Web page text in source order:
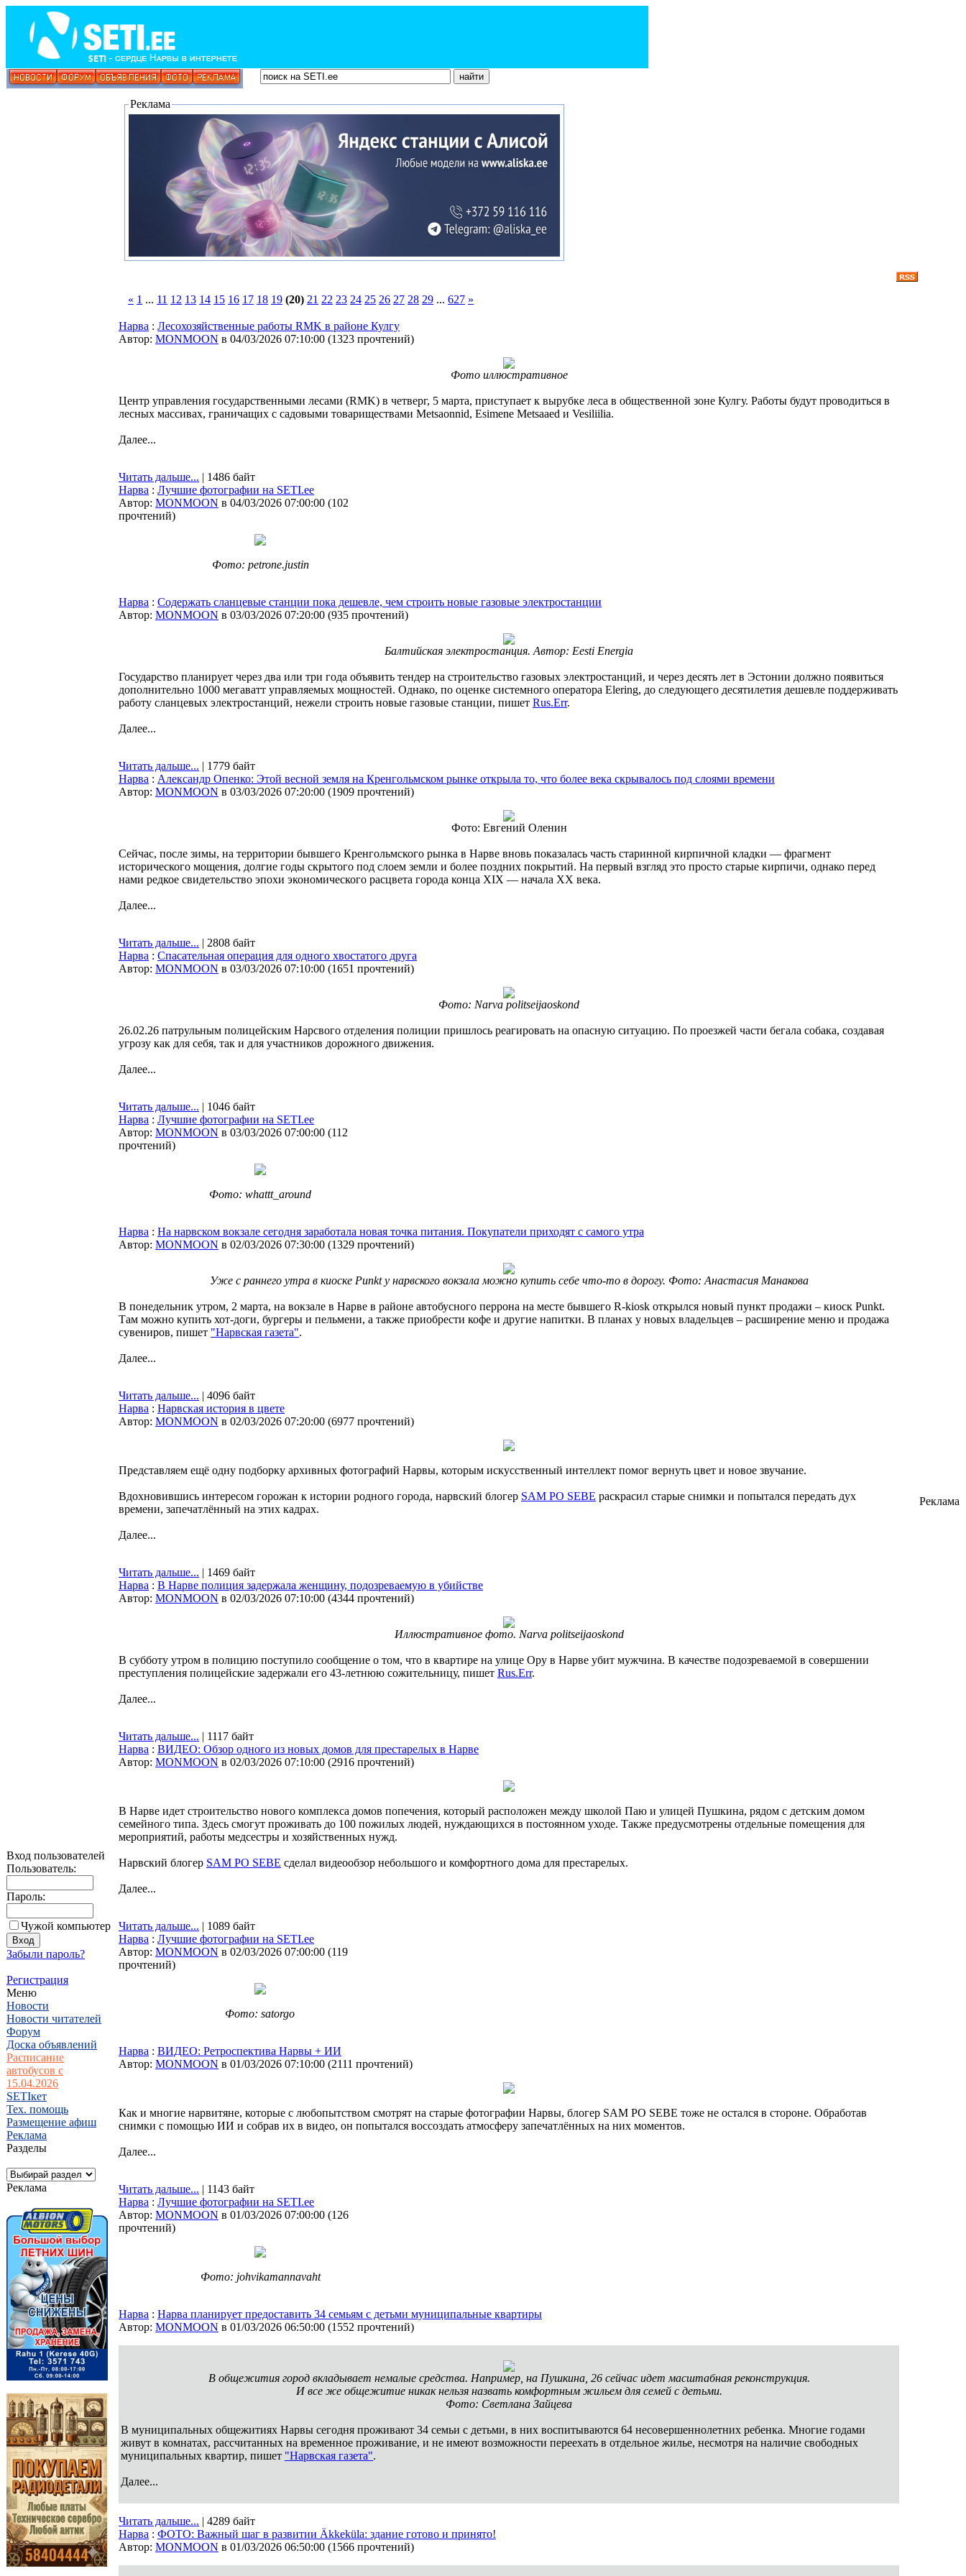
Вход пользователей
Пользователь:
Пароль:
Чужой компьютер
Забыли пароль?
Регистрация
Меню
Новости
Новости читателей
Форум
Доска объявлений
Расписание
автобусов с
15.04.2026
SETIкет
Тех. помощь
Размещение афиш
Реклама
Разделы
Реклама
Реклама
« 1 ... 11 12 13 14 15 16 17 18 19 (20) 21 22 23 24 25 26 27 28 29 ... 627 »
Нарва : Лесохозяйственные работы RMK в районе Кулгу
Автор: MONMOON в 04/03/2026 07:10:00 (1323 прочтений)
Фото иллюстративное
Центр управления государственными лесами (RMK) в четверг, 5 марта, приступает к вырубке леса в общественной зоне Кулгу. Работы будут проводиться в
лесных массивах, граничащих с садовыми товариществами Metsaonnid, Esimene Metsaaed и Vesiliilia.
Далее...
Читать дальше... | 1486 байт
Нарва : Лучшие фотографии на SETI.ee
Автор: MONMOON в 04/03/2026 07:00:00 (102
прочтений)
Фото: petrone.justin
Нарва : Содержать сланцевые станции пока дешевле, чем строить новые газовые электростанции
Автор: MONMOON в 03/03/2026 07:20:00 (935 прочтений)
Балтийская электростанция. Автор: Eesti Energia
Государство планирует через два или три года объявить тендер на строительство газовых электростанций, и через десять лет в Эстонии должно появиться
дополнительно 1000 мегаватт управляемых мощностей. Однако, по оценке системного оператора Elering, до следующего десятилетия дешевле поддерживать
работу сланцевых электростанций, нежели строить новые газовые станции, пишет Rus.Err.
Далее...
Читать дальше... | 1779 байт
Нарва : Александр Опенко: Этой весной земля на Кренгольмском рынке открыла то, что более века скрывалось под слоями времени
Автор: MONMOON в 03/03/2026 07:20:00 (1909 прочтений)
Фото: Евгений Оленин
Сейчас, после зимы, на территории бывшего Кренгольмского рынка в Нарве вновь показалась часть старинной кирпичной кладки — фрагмент
исторического мощения, долгие годы скрытого под слоем земли и более поздних покрытий. На первый взгляд это просто старые кирпичи, однако перед
нами редкое свидетельство эпохи экономического расцвета города конца XIX — начала XX века.
Далее...
Читать дальше... | 2808 байт
Нарва : Спасательная операция для одного хвостатого друга
Автор: MONMOON в 03/03/2026 07:10:00 (1651 прочтений)
Фото: Narva politseijaoskond
26.02.26 патрульным полицейским Нарсвого отделения полиции пришлось реагировать на опасную ситуацию. По проезжей части бегала собака, создавая
угрозу как для себя, так и для участников дорожного движения.
Далее...
Читать дальше... | 1046 байт
Нарва : Лучшие фотографии на SETI.ee
Автор: MONMOON в 03/03/2026 07:00:00 (112
прочтений)
Фото: whattt_around
Нарва : На нарвском вокзале сегодня заработала новая точка питания. Покупатели приходят с самого утра
Автор: MONMOON в 02/03/2026 07:30:00 (1329 прочтений)
Уже с раннего утра в киоске Punkt у нарвского вокзала можно купить себе что-то в дорогу. Фото: Анастасия Манакова
В понедельник утром, 2 марта, на вокзале в Нарве в районе автобусного перрона на месте бывшего R-kiosk открылся новый пункт продажи – киоск Punkt.
Там можно купить хот-доги, бургеры и пельмени, а также приобрести кофе и другие напитки. В планах у новых владельцев – расширение меню и продажа
сувениров, пишет "Нарвская газета".
Далее...
Читать дальше... | 4096 байт
Нарва : Нарвская история в цвете
Автор: MONMOON в 02/03/2026 07:20:00 (6977 прочтений)
Представляем ещё одну подборку архивных фотографий Нарвы, которым искусственный интеллект помог вернуть цвет и новое звучание.
Вдохновившись интересом горожан к истории родного города, нарвский блогер SAM PO SEBE раскрасил старые снимки и попытался передать дух
времени, запечатлённый на этих кадрах.
Далее...
Читать дальше... | 1469 байт
Нарва : В Нарве полиция задержала женщину, подозреваемую в убийстве
Автор: MONMOON в 02/03/2026 07:10:00 (4344 прочтений)
Иллюстративное фото. Narva politseijaoskond
В субботу утром в полицию поступило сообщение о том, что в квартире на улице Ору в Нарве убит мужчина. В качестве подозреваемой в совершении
преступления полицейские задержали его 43-летнюю сожительницу, пишет Rus.Err.
Далее...
Читать дальше... | 1117 байт
Нарва : ВИДЕО: Обзор одного из новых домов для престарелых в Нарве
Автор: MONMOON в 02/03/2026 07:10:00 (2916 прочтений)
В Нарве идет строительство нового комплекса домов попечения, который расположен между школой Паю и улицей Пушкина, рядом с детским домом
семейного типа. Здесь смогут проживать до 100 пожилых людей, нуждающихся в постоянном уходе. Также предусмотрены отдельные помещения для
мероприятий, работы медсестры и хозяйственных нужд.
Нарвский блогер SAM PO SEBE сделал видеообзор небольшого и комфортного дома для престарелых.
Далее...
Читать дальше... | 1089 байт
Нарва : Лучшие фотографии на SETI.ee
Автор: MONMOON в 02/03/2026 07:00:00 (119
прочтений)
Фото: satorgo
Нарва : ВИДЕО: Ретроспектива Нарвы + ИИ
Автор: MONMOON в 01/03/2026 07:10:00 (2111 прочтений)
Как и многие нарвитяне, которые с любопытством смотрят на старые фотографии Нарвы, блогер SAM PO SEBE тоже не остался в стороне. Обработав
снимки с помощью ИИ и собрав их в видео, он попытался воссоздать атмосферу запечатлённых на них моментов.
Далее...
Читать дальше... | 1143 байт
Нарва : Лучшие фотографии на SETI.ee
Автор: MONMOON в 01/03/2026 07:00:00 (126
прочтений)
Фото: johvikamannavaht
Нарва : Нарва планирует предоставить 34 семьям с детьми муниципальные квартиры
Автор: MONMOON в 01/03/2026 06:50:00 (1552 прочтений)
В общежития город вкладывает немалые средства. Например, на Пушкина, 26 сейчас идет масштабная реконструкция.
И все же общежитие никак нельзя назвать комфортным жильем для семей с детьми.
Фото: Светлана Зайцева
В муниципальных общежитиях Нарвы сегодня проживают 34 семьи с детьми, в них воспитываются 64 несовершеннолетних ребенка. Многие годами
живут в комнатах, рассчитанных на временное проживание, и не имеют возможности переехать в отдельное жилье, несмотря на наличие свободных
муниципальных квартир, пишет "Нарвская газета".
Далее...
Читать дальше... | 4289 байт
Нарва : ФОТО: Важный шаг в развитии Äkkeküla: здание готово и принято!
Автор: MONMOON в 01/03/2026 06:50:00 (1566 прочтений)
Реклама